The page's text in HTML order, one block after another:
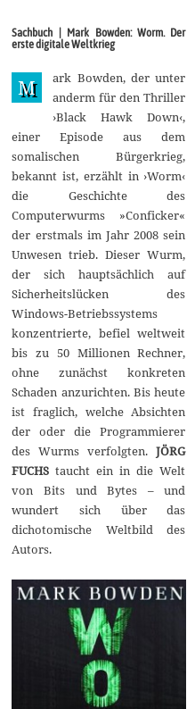
Sachbuch | Mark Bowden: Worm. Der
erste digitale Weltkrieg
M
ark Bowden, der unter
anderm für den Thriller
›Black Hawk Down‹,
einer Episode aus dem
somalischen Bürgerkrieg,
bekannt ist, erzählt in ›Worm‹
die Geschichte des
Computerwurms »Conficker«
der erstmals im Jahr 2008 sein
Unwesen trieb. Dieser Wurm,
der sich hauptsächlich auf
Sicherheitslücken des
Windows-Betriebssystems
konzentrierte, befiel weltweit
bis zu 50 Millionen Rechner,
ohne zunächst konkreten
Schaden anzurichten. Bis heute
ist fraglich, welche Absichten
der oder die Programmierer
des Wurms verfolgten.JÖRG
FUCHS taucht ein in die Welt
von Bits und Bytes – und
wundert sich über das
dichotomische Weltbild des
Autors.